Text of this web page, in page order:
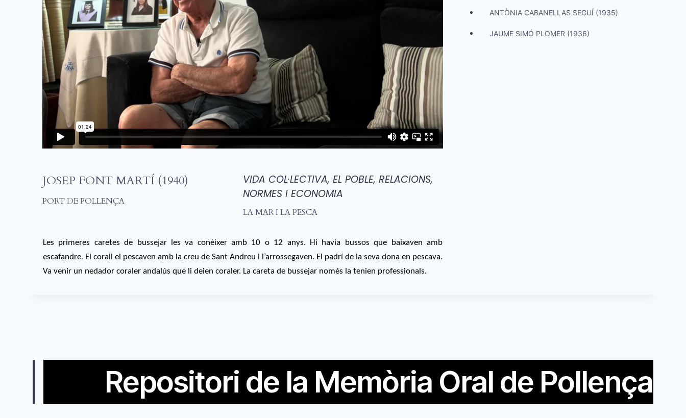
JOSEP FONT MARTÍ (1940)
PORT DE POLLENÇA
VIDA COL·LECTIVA, EL POBLE, RELACIONS,
NORMES I ECONOMIA
LA MAR I LA PESCA
Les primeres caretes de bussejar les va conèixer amb 10 o 12 anys. Hi havia bussos que baixaven amb
escafandre. El corall el pescaven amb la creu de Sant Andreu i l’arrossegaven. El padrí de la seva dona en pescava.
Va venir un nedador coraler andalús que li deien coraler. La careta de bussejar només la tenien professionals.
ANTÒNIA CABANELLAS SEGUÍ (1935)
JAUME SIMÓ PLOMER (1936)
Repositori de la Memòria Oral de Pollença